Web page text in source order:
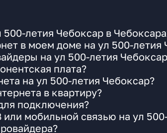
летия Чебоксар в
в моем доме на ул 500-летия
на ул 500-летия
плата?
на ул 500-летия Чебоксар?
в квартиру?
подключения?
мобильной связью на ул